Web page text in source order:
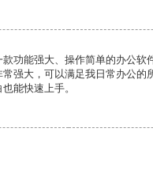
功能强大、操作简单的办公软
强大，可以满足我日常办公的
能快速上手。